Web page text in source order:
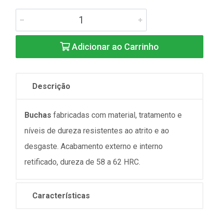
Adicionar ao Carrinho
Descrição
Buchas fabricadas com material, tratamento e
níveis de dureza resistentes ao atrito e ao
desgaste. Acabamento externo e interno
retificado, dureza de 58 a 62 HRC.
Características